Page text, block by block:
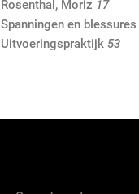
Rosenthal, Moriz 17
Spanningen en blessures
Uitvoeringspraktijk 53